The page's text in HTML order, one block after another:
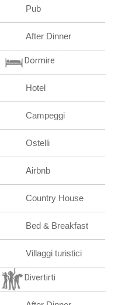
Pub
After Dinner
Dormire
Hotel
Campeggi
Ostelli
Airbnb
Country House
Bed & Breakfast
Villaggi turistici
Divertirti